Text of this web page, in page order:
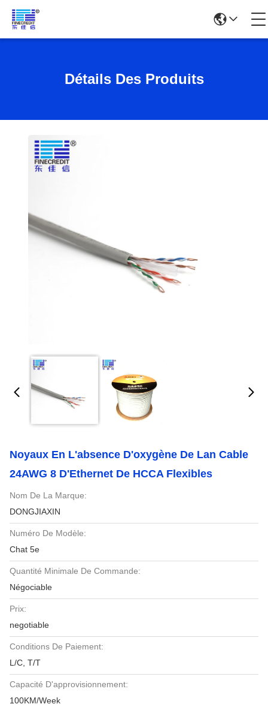
Détails Des Produits
Noyaux En L'absence D'oxygène De Lan Cable
24AWG 8 D'Ethernet De HCCA Flexibles
Nom De La Marque:
DONGJIAXIN
Numéro De Modèle:
Chat 5e
Quantité Minimale De Commande:
Négociable
Prix:
negotiable
Conditions De Paiement:
L/C, T/T
Capacité D'approvisionnement:
100KM/Week